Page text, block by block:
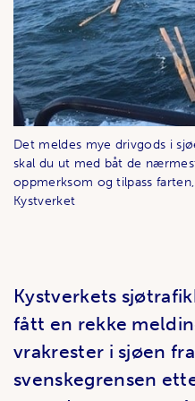
Det meldes mye drivgods i
skal du ut med båt de
oppmerksom og tilpass
Kystverket
Kystverkets
fått en rekke
vrakrester i sjøen
svenskegrensen